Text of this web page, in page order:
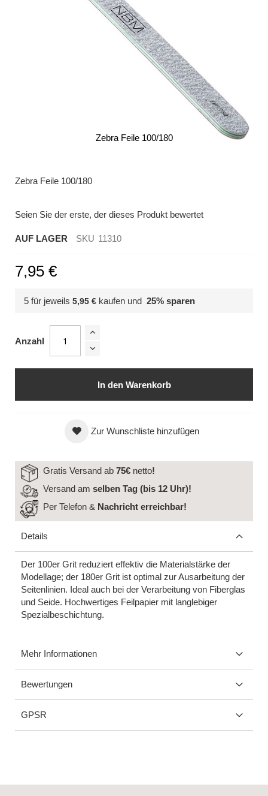
Zebra Feile 100/180
der
Zebra Feile 100/180
Seien Sie der erste, der dieses Produkt bewertet
AUF LAGER SKU 11310
7,95 €
5 für jeweils 5,95 € kaufen und 25% sparen
Anzahl
In den Warenkorb
Zur Wunschliste hinzufügen
Gratis Versand ab 75€ netto!
Versand am selben Tag (bis 12 Uhr)!
Per Telefon & Nachricht erreichbar!
Details
Der 100er Grit reduziert effektiv die Materialstärke der
Modellage; der 180er Grit ist optimal zur Ausarbeitung der
Seitenlinien. Ideal auch bei der Verarbeitung von Fiberglas
und Seide. Hochwertiges Feilpapier mit langlebiger
Spezialbeschichtung.
Mehr Informationen
Bewertungen
GPSR